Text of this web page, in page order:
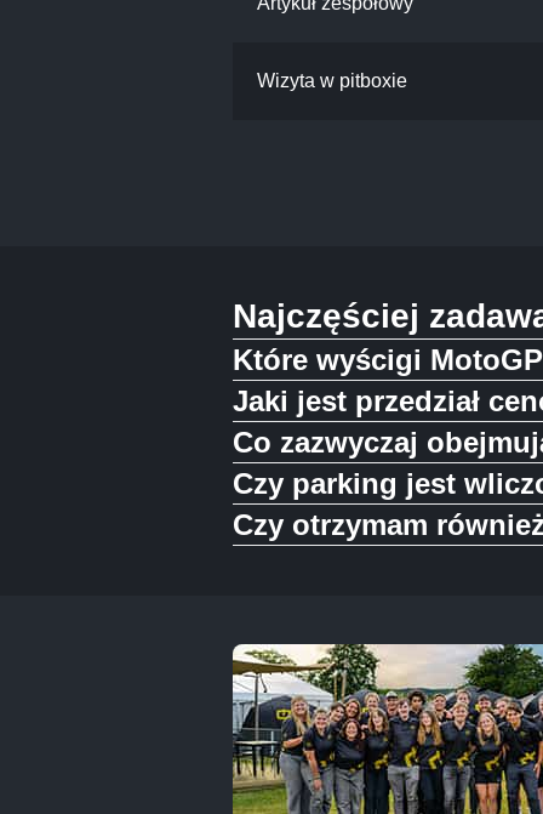
Wizyta w pitboxie
Najczęściej
Które wyścigi
Jaki jest przedział
Co zazwyczaj
Czy parking jest
Czy otrzymam